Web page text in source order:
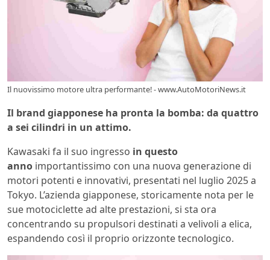
Il nuovissimo motore ultra performante! - www.AutoMotoriNews.it
Il brand giapponese ha pronta la bomba: da quattro
a sei cilindri in un attimo.
Kawasaki fa il suo ingresso in questo
anno importantissimo con una nuova generazione di
motori potenti e innovativi, presentati nel luglio 2025 a
Tokyo. L’azienda giapponese, storicamente nota per le
sue motociclette ad alte prestazioni, si sta ora
concentrando su propulsori destinati a velivoli a elica,
espandendo così il proprio orizzonte tecnologico.